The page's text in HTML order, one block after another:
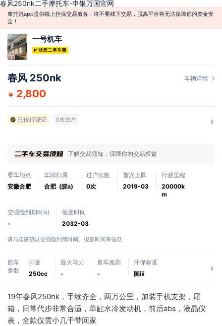
春风250nk二手摩托车-申银万国官网
摩托范app提供线上担保交易服务，请不要线下交易，脱离平台将无法保障你的资金安
全！
一号机车
春风 250nk 车辆详情
￥ 2,800
已传行驶证 0次过户
了解交易须知，保障你的交易权益
看车地点
安徽合肥
车牌归属
合肥 (皖a)
过户次数
0次
首次上牌
2019-03
行驶里程
20000k
m
交强险到期时间
-
报废时间
2032-03
请与卖家确认交强险到期时间、报废时间等信息
原车
参数
排量
250cc
最大马力
-
原车座高
-
环保标准
国ⅲ
19年春风250nk，手续齐全，两万公里，加装手机支架，尾
箱，日常代步非常合适，单缸水冷发动机，前后abs，液晶仪
表，全款仅需小几千带回家